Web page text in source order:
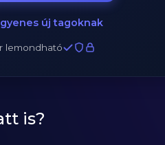
új tagoknak
lemondható
is?